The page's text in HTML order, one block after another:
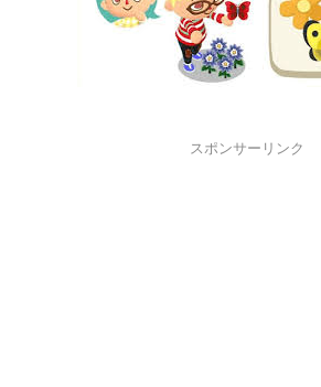
スポンサーリンク